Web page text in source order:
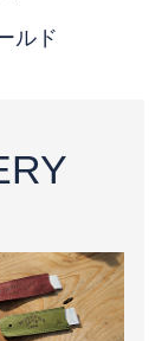
ルド